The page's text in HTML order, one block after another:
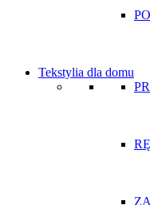
Tekstylia dla domu